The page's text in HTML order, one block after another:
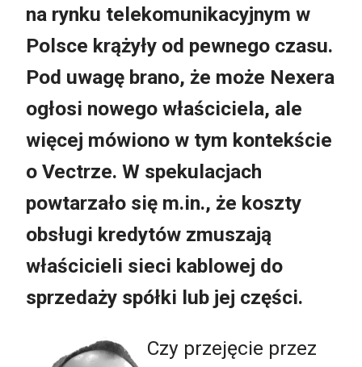
na rynku telekomunikacyjnym w
Polsce krążyły od pewnego czasu.
Pod uwagę brano, że może Nexera
ogłosi nowego właściciela, ale
więcej mówiono w tym kontekście
o Vectrze. W spekulacjach
powtarzało się m.in., że koszty
obsługi kredytów zmuszają
właścicieli sieci kablowej do
sprzedaży spółki lub jej części.
Czy przejęcie przez